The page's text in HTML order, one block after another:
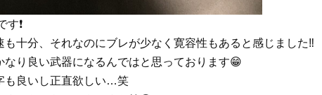
❗️
十分、それなのにブレが少なく寛容性もあると感じました‼️
なり良い武器になるんではと思っております😁
も良いし正直欲しい…笑